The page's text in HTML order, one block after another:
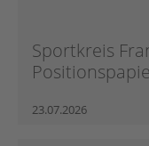
Sportkreis
23.07.2026